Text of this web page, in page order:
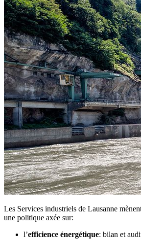
Les Services industriels de Lausanne
une politique axée sur:
l’efficience énergétique: bilan et